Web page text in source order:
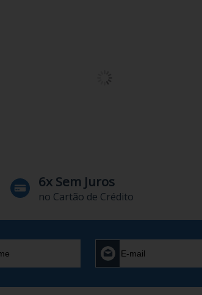
6x Sem Juros
no Cartão de Crédito